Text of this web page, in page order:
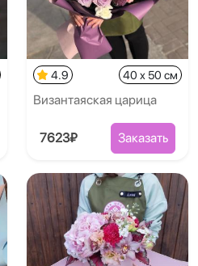
4.9 40 x 50 см
Византаяская царица
7623₽ Заказать